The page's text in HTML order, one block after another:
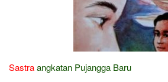
Sastraangkatan Pujangga Baru